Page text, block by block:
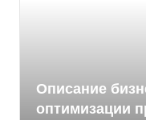
Описание
оптимизации